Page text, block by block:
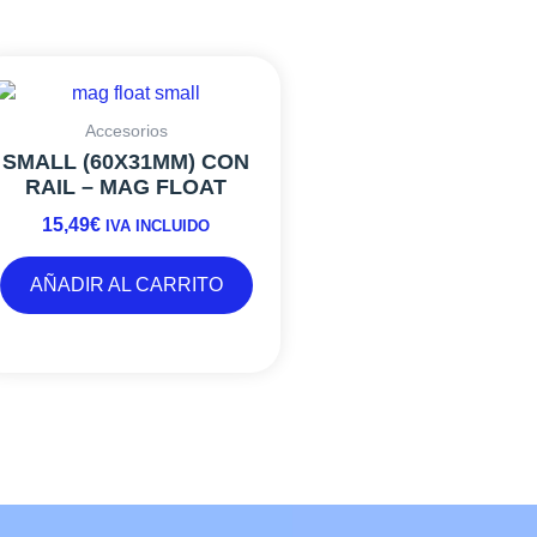
Accesorios
SMALL (60X31MM) CON
RAIL – MAG FLOAT
15,49€ IVA INCLUIDO
AÑADIR AL CARRITO